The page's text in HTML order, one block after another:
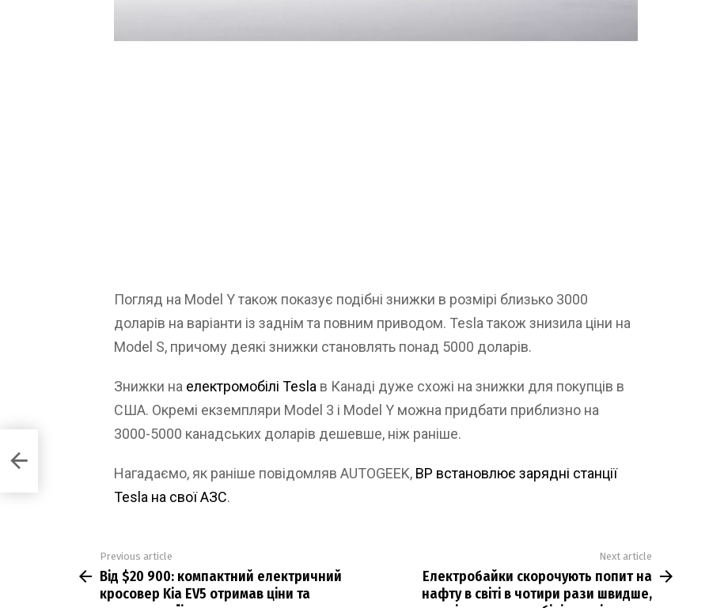
Погляд на Model Y також показує подібні знижки в розмірі близько 3000
доларів на варіанти із заднім та повним приводом. Tesla також знизила ціни на
Model S, причому деякі знижки становлять понад 5000 доларів.
Знижки на електромобілі Tesla в Канаді дуже схожі на знижки для покупців в
США. Окремі екземпляри Model 3 і Model Y можна придбати приблизно на
3000-5000 канадських доларів дешевше, ніж раніше.
Нагадаємо, як раніше повідомляв AUTOGEEK, BP встановлює зарядні станції
Tesla на свої АЗС.
more
Previous article
Від $20 900: компактний електричний
кросовер Kia EV5 отримав ціни та
Next article
Електробайки скорочують попит на
нафту в світі в чотири рази швидше,